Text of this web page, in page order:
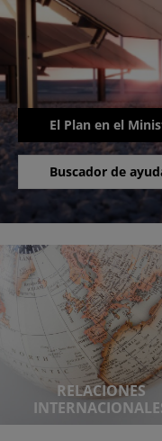
El Plan en el
Buscador de
RELACIONES